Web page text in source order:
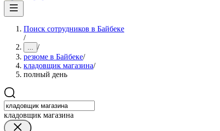
Поиск сотрудников в Байбеке
/
... /
резюме в Байбеке/
кладовщик магазина/
полный день
кладовщик магазина